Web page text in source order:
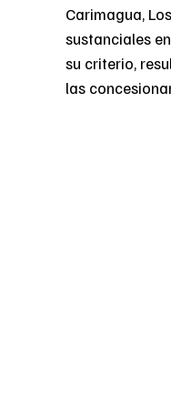
Carimagua,
sustanciales
su criterio,
las